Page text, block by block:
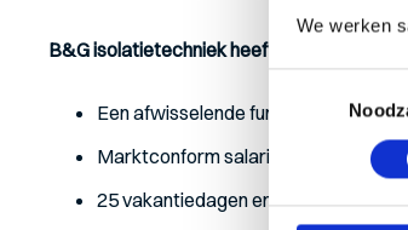
We werken
B&G isolatietechniek heeft te bieden
Een afwisselende functie in een
Marktconform salaris en 8%
25 vakantiedagen en 13 ADV-